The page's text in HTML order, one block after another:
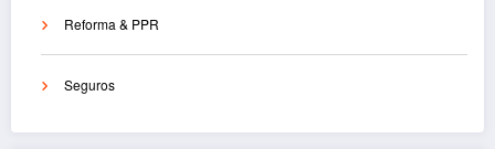
Reforma & PPR
Seguros